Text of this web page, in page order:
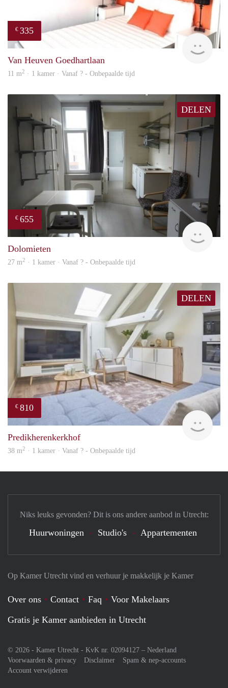
€ 335
Van Heuven Goedhartlaan
11 m2 · 1 kamer · Vanaf ? - Onbepaalde tijd
DELEN
€ 655
Dolomieten
27 m2 · 1 kamer · Vanaf ? - Onbepaalde tijd
DELEN
€ 810
Predikherenkerkhof
38 m2 · 1 kamer · Vanaf ? - Onbepaalde tijd
Op Kamer Utrecht vind en verhuur je makkelijk je Kamer
Over ons Contact Faq
Voor Makelaars
Gratis je Kamer aanbieden in Utrecht
© 2026 - Kamer Utrecht - KvK nr. 02094127 – Nederland
Voorwaarden & privacy
Disclaimer
Spam & nep-accounts
Account verwijderen
Niks leuks gevonden? Dit is ons andere aanbod in Utrecht:
Huurwoningen Studio's Appartementen